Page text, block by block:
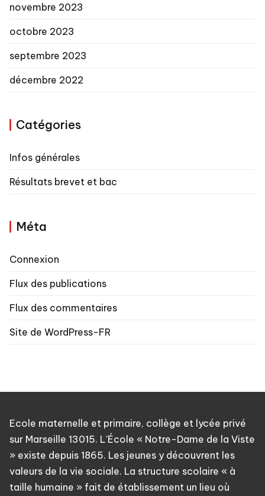
novembre 2023
octobre 2023
septembre 2023
décembre 2022
Catégories
Infos générales
Résultats brevet et bac
Méta
Connexion
Flux des publications
Flux des commentaires
Site de WordPress-FR
Ecole maternelle et primaire, collège et lycée privé
sur Marseille 13015. L'École « Notre-Dame de la Viste
» existe depuis 1865. Les jeunes y découvrent les
valeurs de la vie sociale. La structure scolaire « à
taille humaine » fait de établissement un lieu où